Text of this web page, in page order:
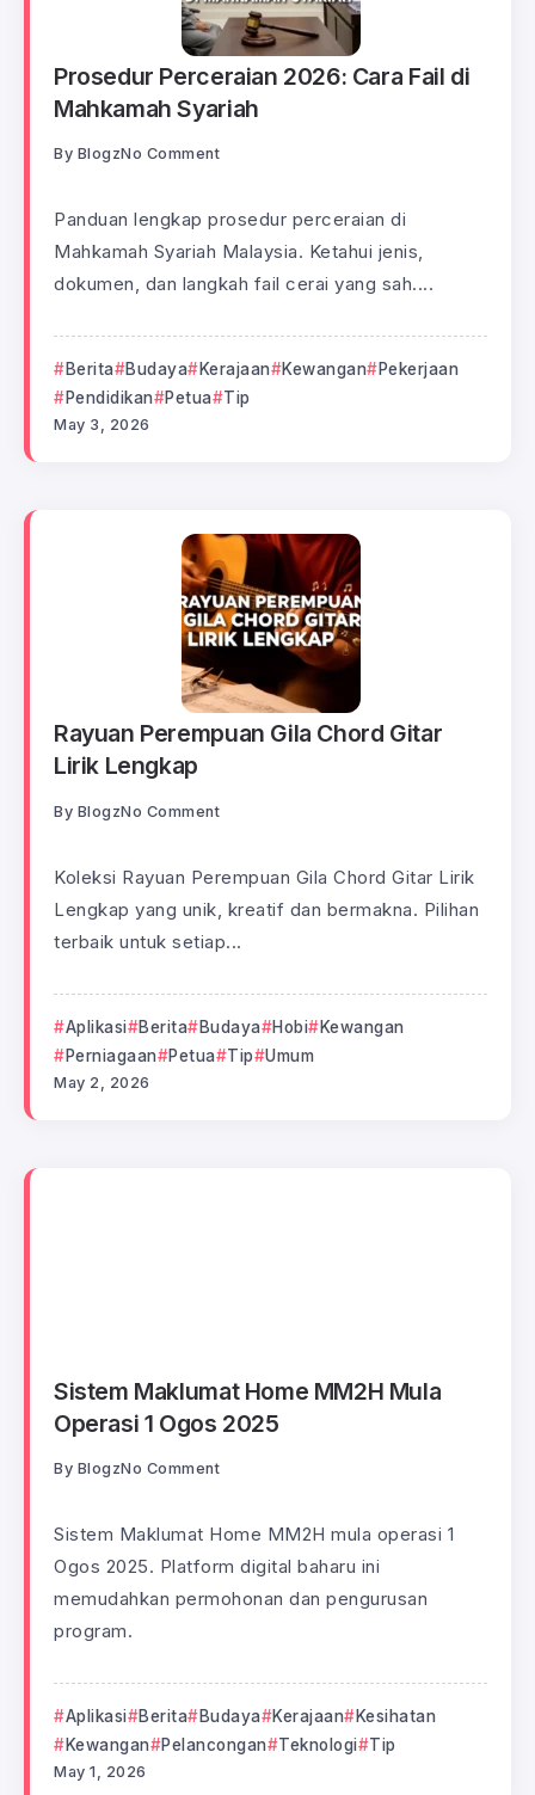
Prosedur Perceraian 2026: Cara Fail di
Mahkamah Syariah
By BlogzNo Comment
Panduan lengkap prosedur perceraian di
Mahkamah Syariah Malaysia. Ketahui jenis,
dokumen, dan langkah fail cerai yang sah....
Berita Budaya Kerajaan Kewangan
Pekerjaan
Pendidikan
Petua Tip
May 3, 2026
Rayuan Perempuan Gila Chord Gitar
Lirik Lengkap
By BlogzNo Comment
Koleksi Rayuan Perempuan Gila Chord Gitar Lirik
Lengkap yang unik, kreatif dan bermakna. Pilihan
terbaik untuk setiap...
Aplikasi Berita Budaya Hobi
Kewangan
Perniagaan
Petua Tip Umum
May 2, 2026
Sistem Maklumat Home MM2H Mula
Operasi 1 Ogos 2025
By BlogzNo Comment
Sistem Maklumat Home MM2H mula operasi 1
Ogos 2025. Platform digital baharu ini
memudahkan permohonan dan pengurusan
program.
Aplikasi Berita Budaya Kerajaan
Kesihatan
Kewangan
Pelancongan Teknologi Tip
May 1, 2026